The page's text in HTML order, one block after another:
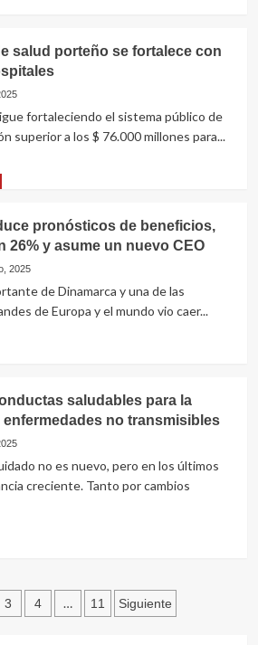
salud porteño se fortalece con
fortaleciendo el sistema público de
superior a los $ 76.000 millones para...
pronósticos de beneficios,
26% y asume un nuevo CEO
2025
de Dinamarca y una de las
de Europa y el mundo vio caer...
saludables para la
no transmisibles
no es nuevo, pero en los últimos
creciente. Tanto por cambios
3 4 … 11 Siguiente